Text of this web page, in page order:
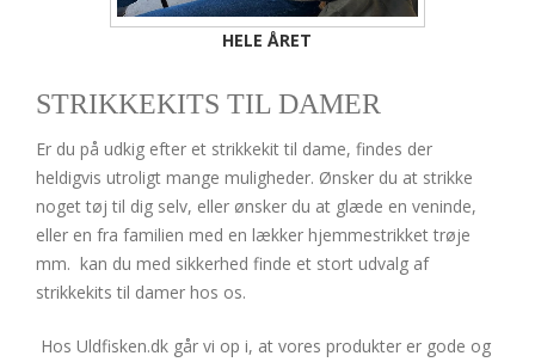
HELE ÅRET
STRIKKEKITS TIL DAMER
Er du på udkig efter et strikkekit til dame, findes der
heldigvis utroligt mange muligheder. Ønsker du at strikke
noget tøj til dig selv, eller ønsker du at glæde en veninde,
eller en fra familien med en lækker hjemmestrikket trøje
mm. kan du med sikkerhed finde et stort udvalg af
strikkekits til damer hos os.
Hos Uldfisken.dk går vi op i, at vores produkter er gode og